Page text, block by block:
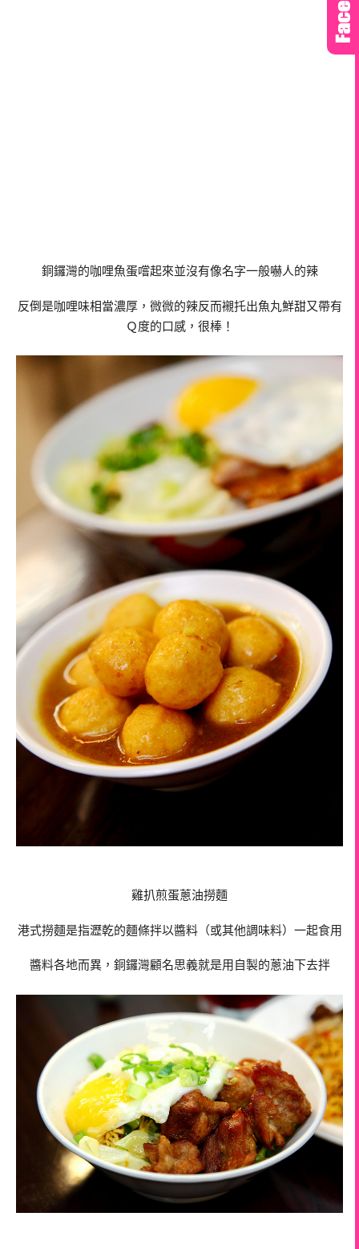
銅鑼灣的咖哩魚蛋嚐起來並沒有像名字一般嚇人的辣
反倒是咖哩味相當濃厚，微微的辣反而襯托出魚丸鮮甜又帶有
Ｑ度的口感，很棒！
雞扒煎蛋蔥油撈麵
港式撈麵是指瀝乾的麵條拌以醬料（或其他調味料）一起食用
醬料各地而異， 銅鑼灣顧名思義就是用自製的蔥油下去拌